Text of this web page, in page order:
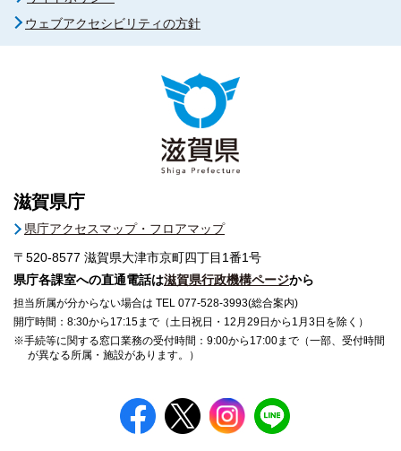
ウェブアクセシビリティの方針
滋賀県庁
県庁アクセスマップ・フロアマップ
〒520-8577 滋賀県大津市京町四丁目1番1号
県庁各課室への直通電話は滋賀県行政機構ページから
担当所属が分からない場合は TEL 077-528-3993(総合案内)
開庁時間：8:30から17:15まで（土日祝日・12月29日から1月3日を除く）
※手続等に関する窓口業務の受付時間：9:00から17:00まで（一部、受付時間
が異なる所属・施設があります。）